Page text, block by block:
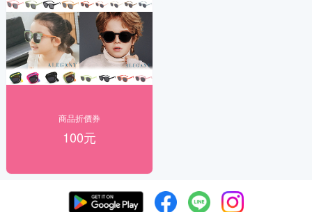
商品折價券
100元